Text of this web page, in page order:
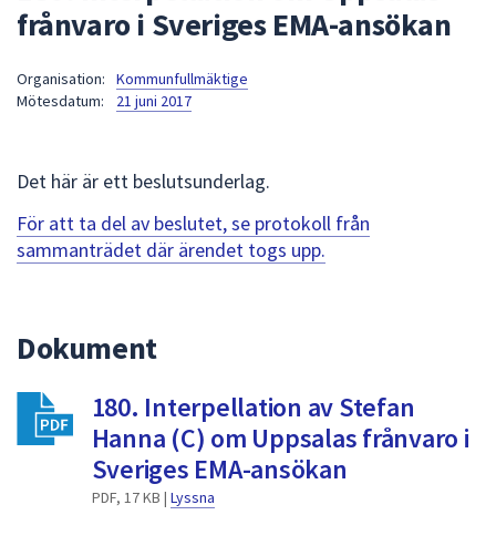
kommer
sökförslag
för
att
navigera
för
att
något
frånvaro i Sveriges EMA-ansökan
Organisation:
Kommunfullmäktige
Mötesdatum:
21 juni 2017
Det här är ett beslutsunderlag.
För att ta del av beslutet, se protokoll från
sammanträdet där ärendet togs upp.
Dokument
180. Interpellation av Stefan
Hanna (C) om Uppsalas frånvaro i
Sveriges EMA-ansökan
PDF, 17 KB | Lyssna